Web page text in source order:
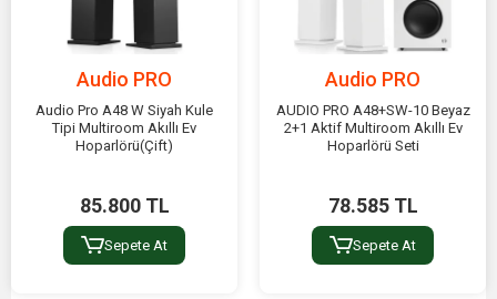
Audio PRO
Audio Pro A48 W Siyah Kule
Tipi Multiroom Akıllı Ev
Hoparlörü(Çift)
85.800 TL
Sepete At
Audio PRO
AUDIO PRO A48+SW-10 Beyaz
2+1 Aktif Multiroom Akıllı Ev
Hoparlörü Seti
78.585 TL
Sepete At